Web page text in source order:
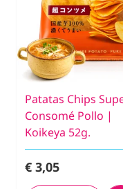
Patatas Chips
Consomé Pollo |
Koikeya 52g.
€ 3,05